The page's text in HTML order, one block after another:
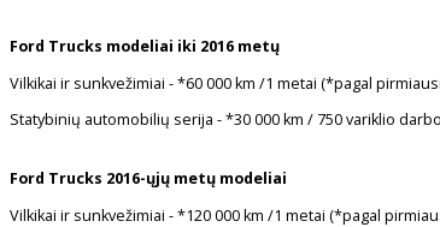
Ford Trucks modeliai iki 2016 metų
Vilkikai ir sunkvežimiai - *60 000 km /1 metai (*pagal
Statybinių automobilių serija - *30 000 km / 750 variklio
Ford Trucks 2016-ųjų metų modeliai
Vilkikai ir sunkvežimiai - *120 000 km /1 metai (*pagal